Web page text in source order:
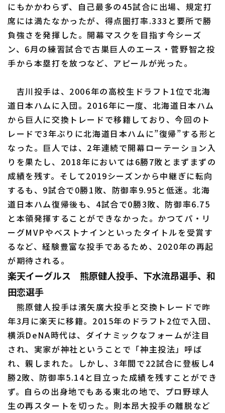
にもかかわらず、自己最多の45試合に出場、規定打
席には満たなかったが、得点圏打率.333と要所で勝
負強さを発揮した。開幕マスクを目指す今シーズ
ン、6月の練習試合で古巣巨人のエース・菅野智之投
手から本塁打を放つなど、アピールが光った。
吉川投手は、2006年の高校生ドラフト1位で北海
道日本ハムに入団。2016年に一度、北海道日本ハム
から巨人に交換トレードで移籍しており、今回のト
レードで3年ぶりに北海道日本ハムに”復帰”する形と
なった。巨人では、2年連続で開幕ローテーション入
りを果たし、2018年においては6勝7敗とまずまずの
成績を残す。そして2019シーズンから中継ぎに転向
するも、9試合で0勝1敗、防御率9.95と低迷。北海
道日本ハム復帰後も、4試合で0勝3敗、防御率6.75
と本領発揮することができなかった。かつてパ・リ
ーグMVPやベストナインといったタイトルを受賞す
るなど、経験豊富な投手であるため、2020年の再起
が期待される。
楽天イーグルス 熊原健人投手、下水流昂選手、和
田恋選手
熊原健人投手は濱矢廣大投手と交換トレードで昨
年3月に楽天に移籍。2015年のドラフト2位で入団、
横浜DeNA時代は、ダイナミックなフォームが注目
され、実家が神社ということで「神主投法」呼ば
れ、親しまれた。しかし、3年間で22試合に登板し4
勝2敗、防御率5.14と目立った成績を残すことができ
ず。自らの出身地でもある東北の地で、プロ野球人
生の再スタートを切った。則本昂大投手の離脱など